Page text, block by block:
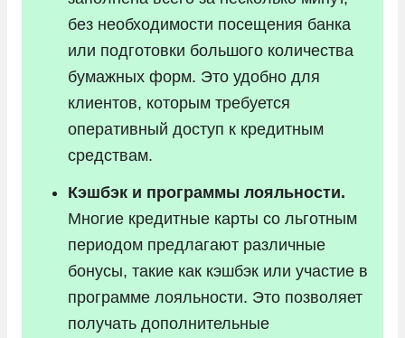
без необходимости посещения банка
или подготовки большого количества
бумажных форм. Это удобно для
клиентов, которым требуется
оперативный доступ к кредитным
средствам.
Кэшбэк и программы лояльности.
Многие кредитные карты со льготным
периодом предлагают различные
бонусы, такие как кэшбэк или участие в
программе лояльности. Это позволяет
получать дополнительные